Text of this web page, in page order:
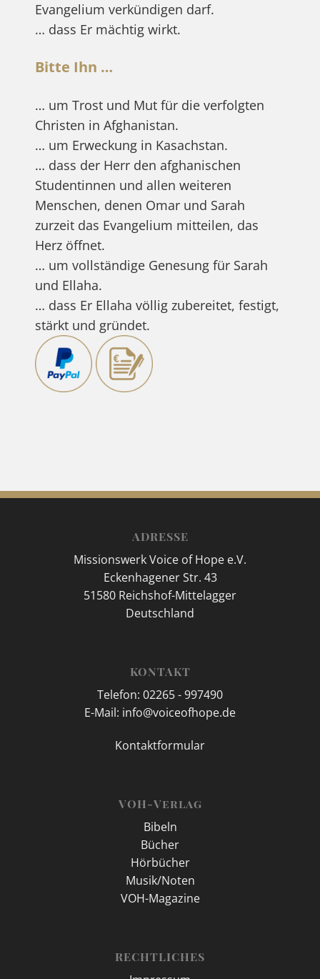
Evangelium verkündigen darf.
… dass Er mächtig wirkt.
Bitte Ihn …
… um Trost und Mut für die verfolgten
Christen in Afghanistan.
… um Erweckung in Kasachstan.
… dass der Herr den afghanischen
Studentinnen und allen weiteren
Menschen, denen Omar und Sarah
zurzeit das Evangelium mitteilen, das
Herz öffnet.
… um vollständige Genesung für Sarah
und Ellaha.
… dass Er Ellaha völlig zubereitet, festigt,
stärkt und gründet.
ADRESSE
Missionswerk Voice of Hope e.V.
Eckenhagener Str. 43
51580 Reichshof-Mittelagger
Deutschland
KONTAKT
Telefon: 02265 - 997490
E-Mail: info@voiceofhope.de
Kontaktformular
VOH-Verlag
Bibeln
Bücher
Hörbücher
Musik/Noten
VOH-Magazine
RECHTLICHES